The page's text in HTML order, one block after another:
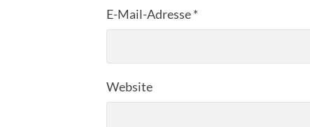
E-Mail-Adresse*
Website